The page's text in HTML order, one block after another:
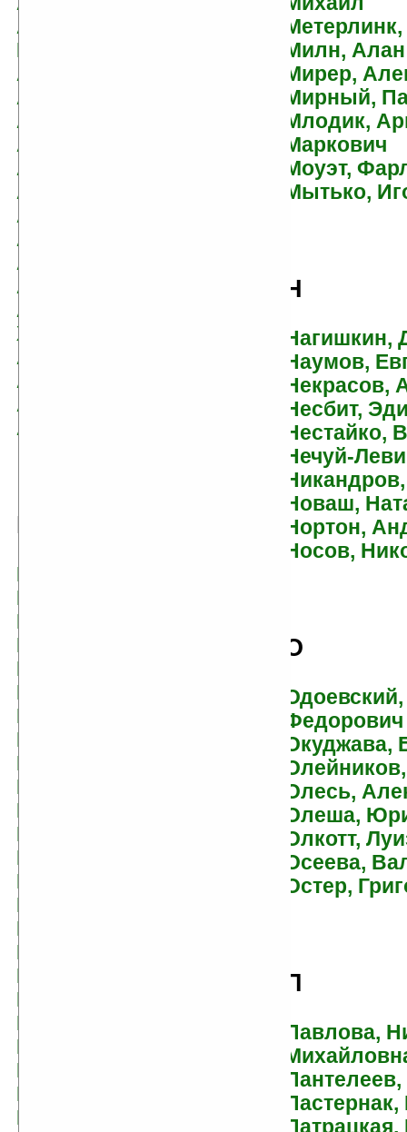
Алексеев, Сергей
Петрович
Алексеева, Валентина
Алексеевна
Алексин, Анатолий
Алешковский, Юз
Алмазов, Борис
Алпатов, Михаил
Аматуни, Петроний Гай
Амнуэль, Павел (Песах)
Амонашвили, Шалва
Александрович
Андерсен, Ганс
Христиан
Андреев, Леонид
Артур, Роберт
Астафьев, Виктор
Афанасьев, Анатолий
Б
Бабаев, Эдуард
Бабкин, Михаил
Бажов, Павел
Байяр, Жорж
Баккаларио,
Пьердоменико
Балл, Георгий
Барикко, Алессандро
Баркер, Клайв
Барков, Александр
Барри, Джеймс
Барто, Агния
Бах, Ричард
Бахревский, Владислав
Белохвостов, Денис
Белых, Григорий
Беляев, Александр
Берджесс, Энтони
Берестов, Валентин
Биргер, Алексей
Бичер-Стоу, Гарриет
Блайтон, Энид
Брагинский, Эмиль
Булычев, Кир
Милн, Алан
Мирер,
Мирный,
Млодик,
Маркович
Моуэт,
Мытько,
Н
Нагишкин,
Наумов,
Некрасов,
Несбит,
Нестайко,
Нечуй-
Новаш,
Нортон,
Носов,
О
Федорович
Окуджава,
Олесь,
Олеша,
Олкотт,
Осеева,
Остер,
П
Павлова,